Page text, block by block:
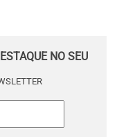
NO SEU